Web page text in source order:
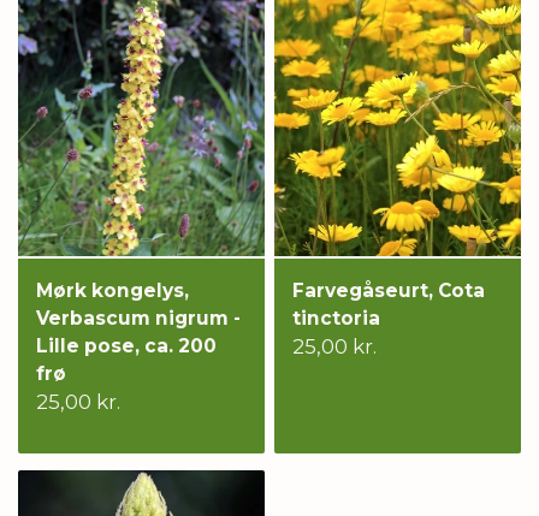
Mørk kongelys,
Verbascum nigrum -
Lille pose, ca. 200
frø
25,00 kr.
Farvegåseurt, Cota
tinctoria
25,00 kr.